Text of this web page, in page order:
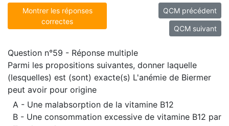
Montrer les réponses
correctes
QCM précédent
QCM suivant
Question n°59 - Réponse multiple
Parmi les propositions suivantes, donner laquelle
(lesquelles) est (sont) exacte(s) L'anémie de Biermer
peut avoir pour origine
A - Une malabsorption de la vitamine B12
B - Une consommation excessive de vitamine B12 par